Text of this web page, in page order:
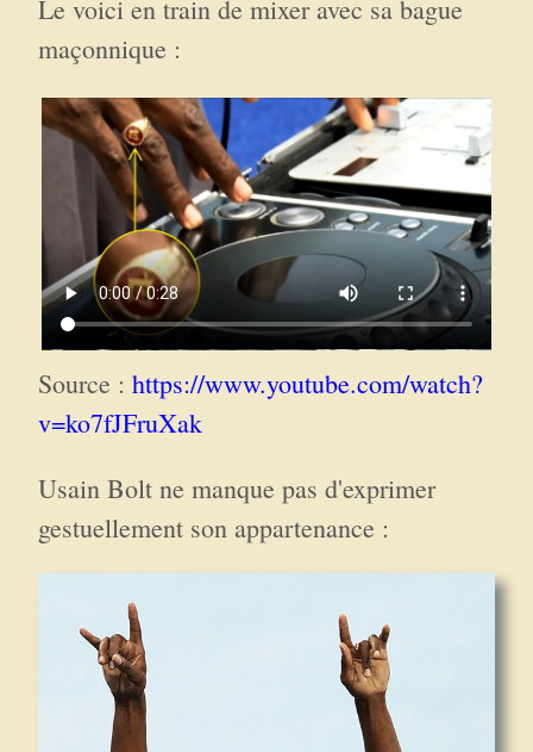
Le voici en train de mixer avec sa bague
maçonnique :
Source : https://www.youtube.com/watch?
v=ko7fJFruXak
Usain Bolt ne manque pas d'exprimer
gestuellement son appartenance :